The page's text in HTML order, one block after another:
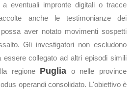
a eventuali impronte digitali o tracce
anche le testimonianze dei
aver notato movimenti sospetti
Gli investigatori non escludono
collegato ad altri episodi simili
regione Puglia o nelle province
operandi consolidato. L'obiettivo è